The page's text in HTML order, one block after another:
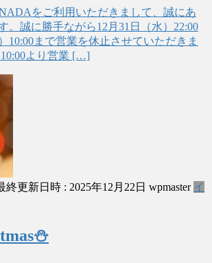
をご利用いただきまして、誠にあ
。誠に勝手ながら12月31日（水）22:00
10:00まで営業を休止させていただきま
より営業 […]
終更新日時 : 2025年12月22日 wpmaster イ